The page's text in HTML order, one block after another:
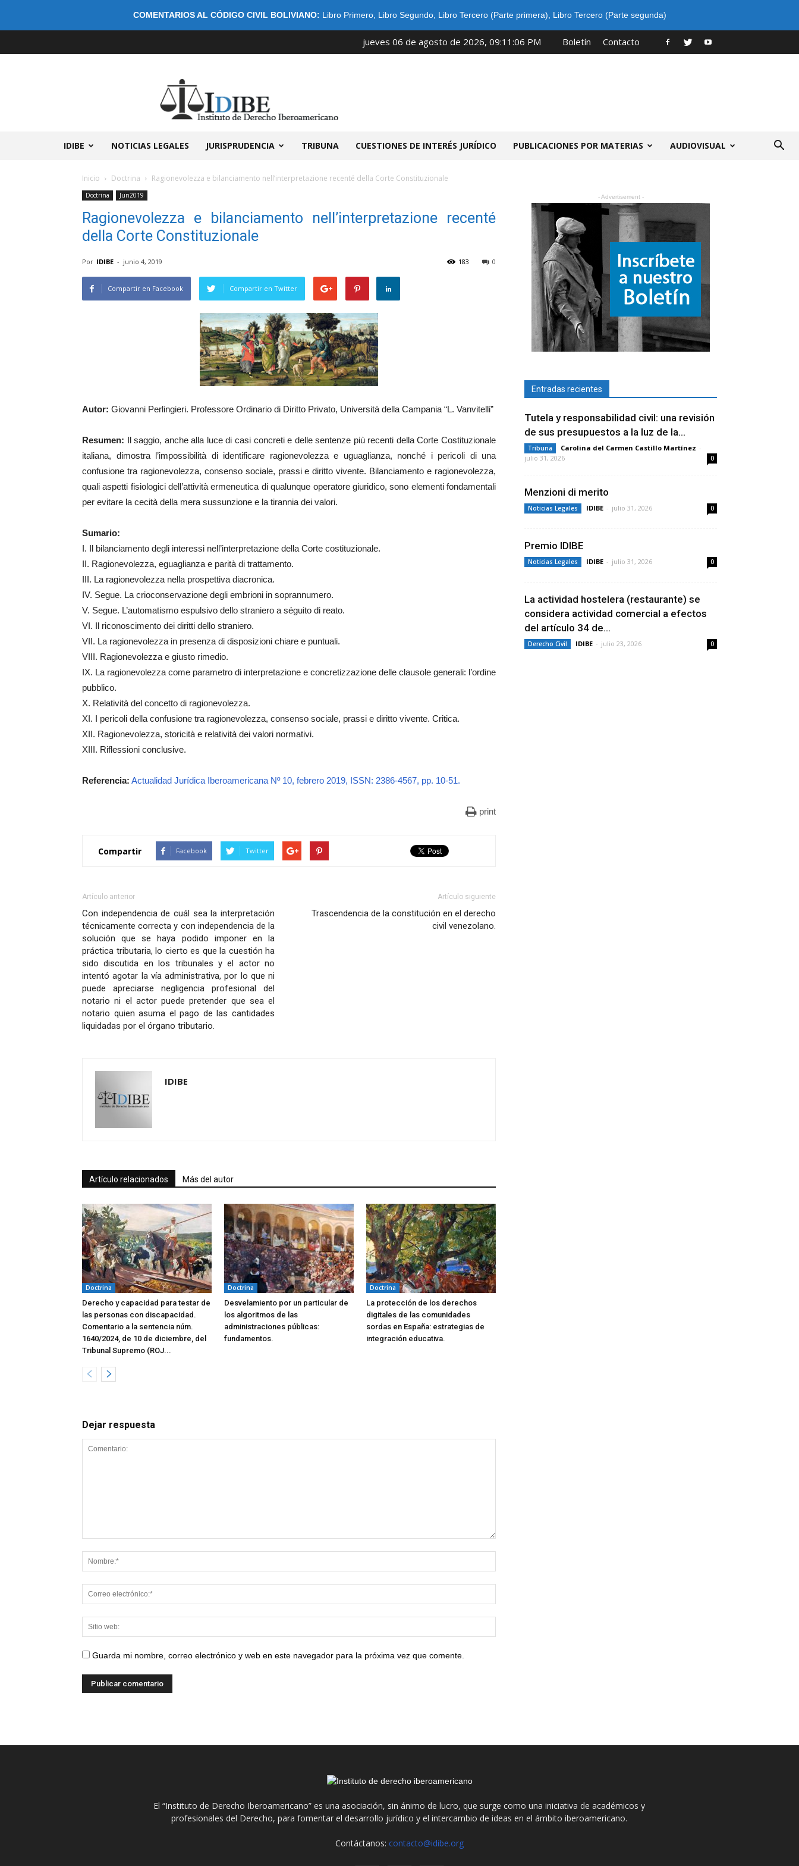
COMENTARIOS AL CÓDIGO CIVIL BOLIVIANO: Libro Primero, Libro Segundo, Libro Tercero (Parte primera) Libro Tercero (Parte segunda)
jueves 06 de agosto de 2026, 09:11:06 PM Boletín Contacto
IDIBE NOTICIAS LEGALES JURISPRUDENCIA TRIBUNA CUESTIONES DE INTERÉS JURÍDICO PUBLICACIONES POR MATERIAS AUDIOVISUAL
Inicio Doctrina Ragionevolezza e bilanciamento nell’interpretazione recenté della Corte Constituzionale
Doctrina Jun2019
Ragionevolezza e bilanciamento nell’interpretazione recenté
della Corte Constituzionale
Por IDIBE - junio 4, 2019 0
183
Compartir en Facebook Compartir en Twitter
Autor: Giovanni Perlingieri. Professore Ordinario di Diritto Privato, Università della Campania “L. Vanvitelli”
Resumen: Il saggio, anche alla luce di casi concreti e delle sentenze più recenti della Corte Costituzionale
italiana, dimostra l’impossibilità di identificare ragionevolezza e uguaglianza, nonché i pericoli di una
confusione tra ragionevolezza, consenso sociale, prassi e diritto vivente. Bilanciamento e ragionevolezza,
quali aspetti fisiologici dell’attività ermeneutica di qualunque operatore giuridico, sono elementi fondamentali
per evitare la cecità della mera sussunzione e la tirannia dei valori.
Sumario:
I. Il bilanciamento degli interessi nell’interpretazione della Corte costituzionale.
II. Ragionevolezza, eguaglianza e parità di trattamento.
III. La ragionevolezza nella prospettiva diacronica.
IV. Segue. La crioconservazione degli embrioni in soprannumero.
V. Segue. L’automatismo espulsivo dello straniero a séguito di reato.
VI. Il riconoscimento dei diritti dello straniero.
VII. La ragionevolezza in presenza di disposizioni chiare e puntuali.
VIII. Ragionevolezza e giusto rimedio.
IX. La ragionevolezza come parametro di interpretazione e concretizzazione delle clausole generali: l’ordine
pubblico.
X. Relatività del concetto di ragionevolezza.
XI. I pericoli della confusione tra ragionevolezza, consenso sociale, prassi e diritto vivente. Critica.
XII. Ragionevolezza, storicità e relatività dei valori normativi.
XIII. Riflessioni conclusive.
Referencia: Actualidad Jurídica Iberoamericana Nº 10, febrero 2019, ISSN: 2386-4567, pp. 10-51.
print
Compartir Facebook Twitter
Artículo anterior
Con independencia de cuál sea la interpretación
técnicamente correcta y con independencia de la
solución que se haya podido imponer en la
práctica tributaria, lo cierto es que la cuestión ha
sido discutida en los tribunales y el actor no
intentó agotar la vía administrativa, por lo que ni
puede apreciarse negligencia profesional del
notario ni el actor puede pretender que sea el
notario quien asuma el pago de las cantidades
liquidadas por el órgano tributario.
Artículo siguiente
Trascendencia de la constitución en el derecho
civil venezolano.
IDIBE
Artículo relacionados Más del autor
Doctrina
Derecho y capacidad para testar de
las personas con discapacidad.
Comentario a la sentencia núm.
1640/2024, de 10 de diciembre, del
Tribunal Supremo (ROJ...
Doctrina
Desvelamiento por un particular de
los algoritmos de las
administraciones públicas:
fundamentos.
Doctrina
La protección de los derechos
digitales de las comunidades
sordas en España: estrategias de
integración educativa.
Dejar respuesta
Guarda mi nombre, correo electrónico y web en este navegador para la próxima vez que comente.
- Advertisement -
Entradas recientes
Tutela y responsabilidad civil: una revisión
de sus presupuestos a la luz de la...
Tribuna Carolina del Carmen Castillo Martínez -
julio 31, 2026
0
Menzioni di merito
Noticias Legales IDIBE - julio 31, 2026 0
Premio IDIBE
Noticias Legales IDIBE - julio 31, 2026 0
La actividad hostelera (restaurante) se
considera actividad comercial a efectos
del artículo 34 de...
Derecho Civil IDIBE - julio 23, 2026 0
El “Instituto de Derecho Iberoamericano” es una asociación, sin ánimo de lucro, que surge como una iniciativa de académicos y
profesionales del Derecho, para fomentar el desarrollo jurídico y el intercambio de ideas en el ámbito iberoamericano.
Contáctanos: contacto@idibe.org